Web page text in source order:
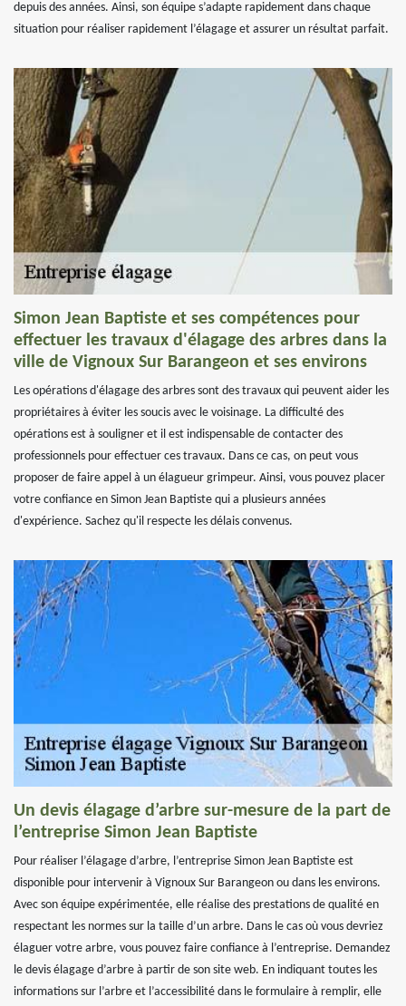
depuis des années. Ainsi, son équipe s’adapte rapidement dans chaque
situation pour réaliser rapidement l’élagage et assurer un résultat parfait.
Simon Jean Baptiste et ses compétences pour
effectuer les travaux d'élagage des arbres dans la
ville de Vignoux Sur Barangeon et ses environs
Les opérations d'élagage des arbres sont des travaux qui peuvent aider les
propriétaires à éviter les soucis avec le voisinage. La difficulté des
opérations est à souligner et il est indispensable de contacter des
professionnels pour effectuer ces travaux. Dans ce cas, on peut vous
proposer de faire appel à un élagueur grimpeur. Ainsi, vous pouvez placer
votre confiance en Simon Jean Baptiste qui a plusieurs années
d'expérience. Sachez qu'il respecte les délais convenus.
Un devis élagage d’arbre sur-mesure de la part de
l’entreprise Simon Jean Baptiste
Pour réaliser l’élagage d’arbre, l’entreprise Simon Jean Baptiste est
disponible pour intervenir à Vignoux Sur Barangeon ou dans les environs.
Avec son équipe expérimentée, elle réalise des prestations de qualité en
respectant les normes sur la taille d’un arbre. Dans le cas où vous devriez
élaguer votre arbre, vous pouvez faire confiance à l’entreprise. Demandez
le devis élagage d’arbre à partir de son site web. En indiquant toutes les
informations sur l’arbre et l’accessibilité dans le formulaire à remplir, elle